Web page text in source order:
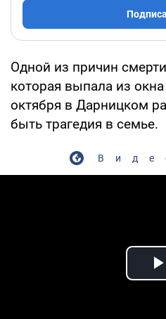
Одной из причин
которая выпала из
октября в Дарницком
быть трагедия в семье.